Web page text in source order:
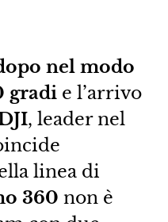
nel modo
gradi e l’arrivo
, leader nel
linea di
360 non è